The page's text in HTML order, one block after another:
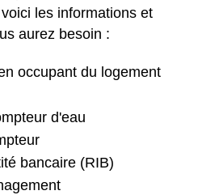
les informations et
aurez besoin :
occupant du logement
d'eau
bancaire (RIB)